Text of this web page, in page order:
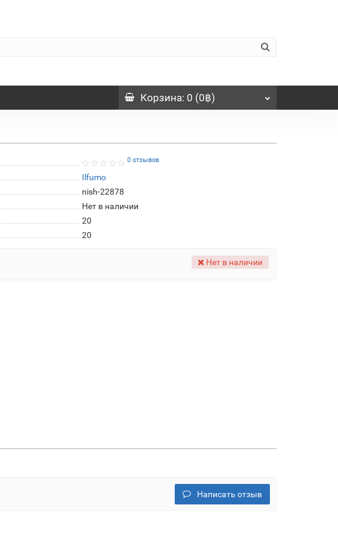
Корзина: 0 (0฿)
0 отзывов
Ilfumo
nish-22878
Нет в наличии
20
20
Нет в наличии
Написать отзыв